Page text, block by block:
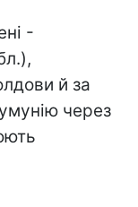
-
й за
через